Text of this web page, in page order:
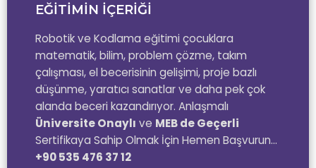
EĞİTİMİN İÇERİĞİ
Robotik ve Kodlama eğitimi çocuklara
matematik, bilim, problem çözme, takım
çalışması, el becerisinin gelişimi, proje bazlı
düşünme, yaratıcı sanatlar ve daha pek çok
alanda beceri kazandırıyor. Anlaşmalı
Üniversite Onaylı ve MEB de Geçerli
Sertifikaya Sahip Olmak İçin Hemen Başvurun…
+90 535 476 37 12